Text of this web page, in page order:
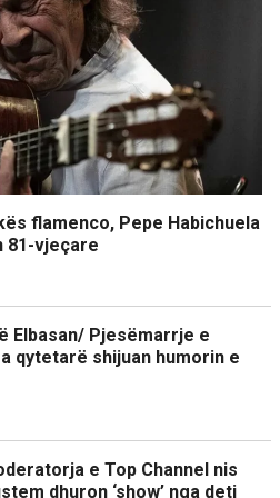
flamenco, Pepe Habichuela
81-vjeçare
Elbasan/ Pjesëmarrje e
qytetarë shijuan humorin e
e Top Channel nis
dhuron ‘show’ nga deti